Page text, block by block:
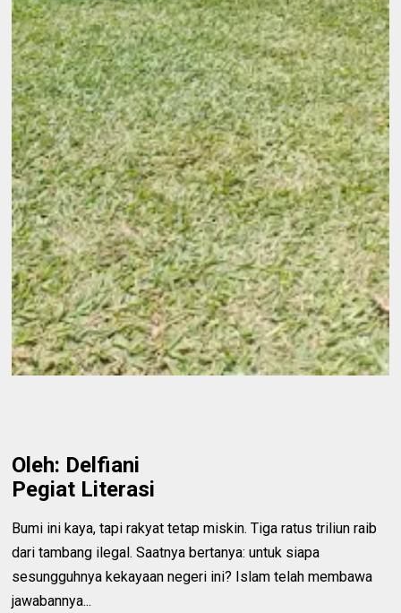
Oleh: Delfiani
Pegiat Literasi
Bumi ini kaya, tapi rakyat tetap miskin. Tiga ratus triliun raib
dari tambang ilegal. Saatnya bertanya: untuk siapa
sesungguhnya kekayaan negeri ini? Islam telah membawa
jawabannya...